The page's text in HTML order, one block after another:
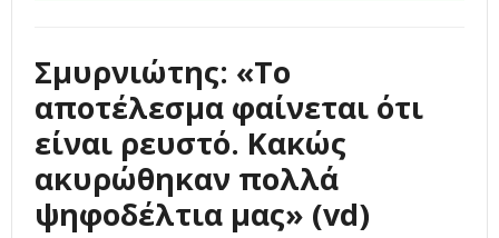
Σμυρνιώτης: «Το
αποτέλεσμα φαίνεται ότι
είναι ρευστό. Κακώς
ακυρώθηκαν πολλά
ψηφοδέλτια μας» (vd)